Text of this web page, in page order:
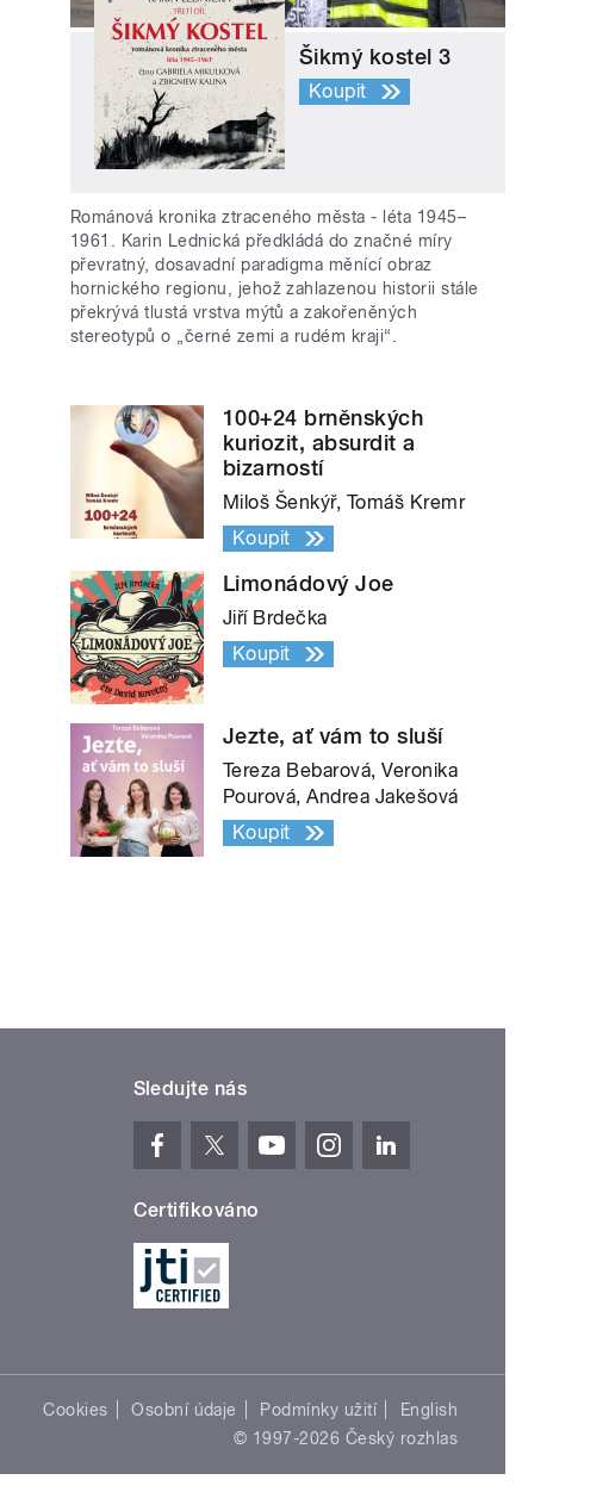
Šikmý kostel 3
Koupit
Románová kronika ztraceného města - léta 1945–
1961. Karin Lednická předkládá do značné míry
převratný, dosavadní paradigma měnící obraz
hornického regionu, jehož zahlazenou historii stále
překrývá tlustá vrstva mýtů a zakořeněných
stereotypů o „černé zemi a rudém kraji“.
100+24 brněnských
kuriozit, absurdit a
bizarností
Miloš Šenkýř, Tomáš Kremr
Koupit
Limonádový Joe
Jiří Brdečka
Koupit
Jezte, ať vám to sluší
Tereza Bebarová, Veronika
Pourová, Andrea Jakešová
Koupit
Sledujte nás
Certifikováno
Cookies Osobní údaje Podmínky užití
English
© 1997-2026 Český rozhlas